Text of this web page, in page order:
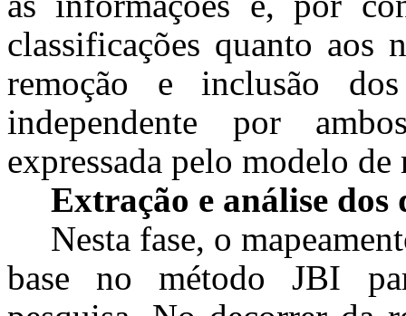
classificações quanto aos
remoção e inclusão
independente por
expressada pelo modelo
Extração e análise
Nesta fase, o
base no método JBI